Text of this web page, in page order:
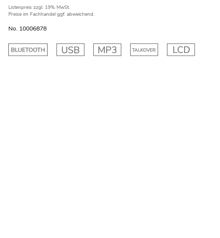
Listenpreis zzgl. 19% MwSt.
Preise im Fachhandel ggf. abweichend.
No. 10006878